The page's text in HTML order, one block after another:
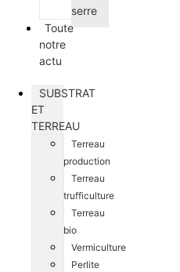
serre
Toute
notre
actu
SUBSTRAT
ET
TERREAU
Terreau
production
Terreau
trufficulture
Terreau
bio
Vermiculture
Perlite